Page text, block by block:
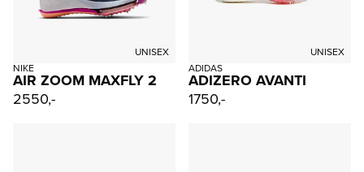
UNISEX
NIKE
AIR ZOOM MAXFLY 2
2550,-
UNISEX
ADIDAS
ADIZERO AVANTI
1750,-